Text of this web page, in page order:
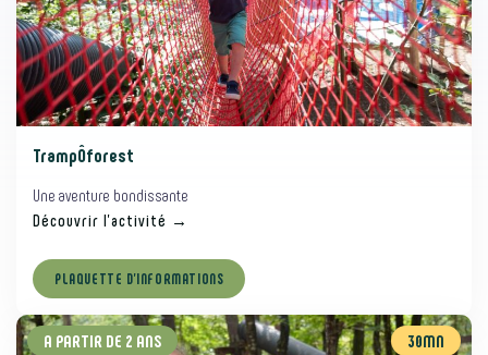
TrampÔforest
Une aventure bondissante
Découvrir l’activité →
PLAQUETTE D’INFORMATIONS
A PARTIR DE 2 ANS 30MN